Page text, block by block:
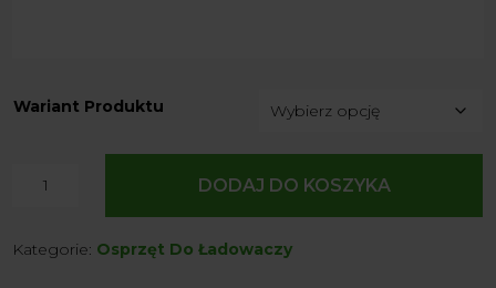
Wariant Produktu
Mini
DODAJ DO KOSZYKA
Kategorie: Osprzęt Do Ładowaczy